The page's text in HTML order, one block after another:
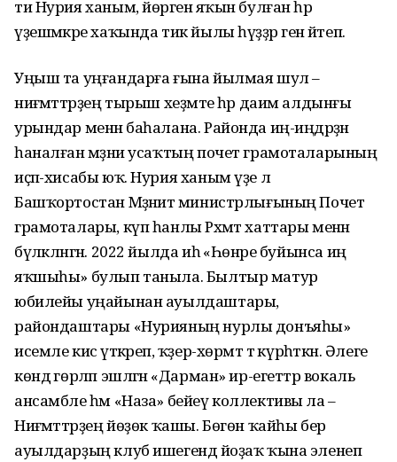
ти Нурия ханым, йөрәгенә яҡын булған һәр
үҙешмәкәре хаҡында тик йылы һүҙҙәр генә әйтеп.
Уңыш та уңғандарға ғына йылмая шул –
ниғәмәттәрҙең тырыш хеҙмәте һәр даим алдынғы
урындар менән баһалана. Районда иң-иңдәрҙән
һаналған мәҙәни усаҡтың почет грамоталарының
иҫәп-хисабы юҡ. Нурия ханым үҙе лә
Башҡортостан Мәҙәниәт министрлығының Почет
грамоталары, күп һанлы Рәхмәт хаттары менән
бүләкләнгән. 2022 йылда иһә «Һөнәре буйынса иң
яҡшыһы» булып таныла. Былтыр матур
юбилейы уңайынан ауылдаштары,
райондаштары «Нурияның нурлы донъяһы»
исемле кисә үткәреп, ҡәҙер-хөрмәт тә күрһәткән. Әлеге
көндә гөрләп эшләгән «Дарман» ир-егеттәр вокаль
ансамбле һәм «Наза» бейеү коллективы ла –
Ниғәмәттәрҙең йөҙөк ҡашы. Бөгөн ҡайһы бер
ауылдарҙың клуб ишегендә йоҙаҡ ҡына эленеп